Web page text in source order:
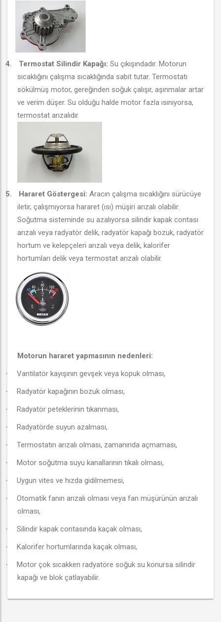
4. Termostat Silindir Kapağı: Su çıkışındadır. Motorun
sıcaklığını çalışma sıcaklığında sabit tutar. Termostatı
sökülmüş motor, gereğinden soğuk çalışır, aşınmalar artar
ve verim düşer. Su olduğu halde motor fazla ısınıyorsa,
termostat arızalıdır.
5. Hararet Göstergesi: Aracın çalışma sıcaklığını sürücüye
iletir, çalışmıyorsa hararet (ısı) müşiri arızalı olabilir.
Soğutma sisteminde su azalıyorsa silindir kapak contası
arızalı veya radyatör delik, radyatör kapağı bozuk, radyatör
hortum ve kelepçeleri arızalı veya delik, kalorifer
hortumları delik veya termostat arızalı olabilir.
Motorun hararet yapmasının nedenleri:
· Vantilatör kayışının gevşek veya kopuk olması,
· Radyatör kapağının bozuk olması,
· Radyatör peteklerinin tıkanması,
· Radyatörde suyun azalması,
· Termostatın arızalı olması, zamanında açmaması,
· Motor soğutma suyu kanallarının tıkalı olması,
· Uygun vites ve hızda gidilmemesi,
·
Otomatik fanın arızalı olması veya fan müşürünün arızalı
olması,
· Silindir kapak contasında kaçak olması,
· Kalorifer hortumlarında kaçak olması,
·
Motor çok sıcakken radyatöre soğuk su konursa silindir
kapağı ve blok çatlayabilir.